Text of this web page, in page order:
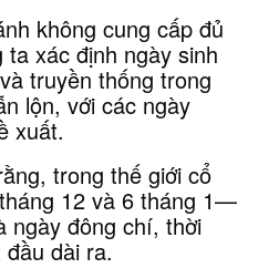
không cung cấp đủ
xác định ngày sinh
truyền thống trong
lộn, với các ngày
xuất.
trong thế giới cổ
12 và 6 tháng 1—
ngày đông chí, thời
dài ra.